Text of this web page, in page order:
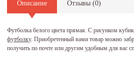
Описание Отзывы (0)
Футболка белого цвета прямая. С рисунком
футболку. Приобретенный вами товар можно
получить по почте или другим удобным для вас